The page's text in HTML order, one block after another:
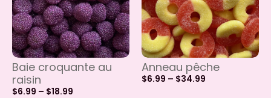
Baie croquante au
raisin
$6.99 – $18.99
Anneau pêche
$6.99 – $34.99